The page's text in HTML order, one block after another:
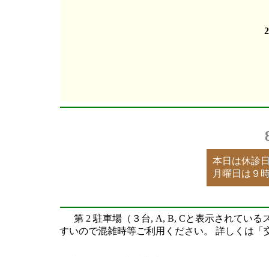
本日は休診
月曜日は９
第 2 駐車場（３台, A, B, Cと表示されている
すいので混雑時等ご利用ください。 詳しくは「